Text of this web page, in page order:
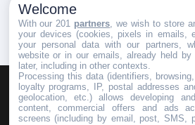
HOMEPAGEREDAZIONEINVIA UN
Welcome
With our 201 partners , we wish to store
your devices (cookies, pixels in emails,
your personal data with our partners,
website or in our emails, already held
later, including in other contexts.
Processing this data (identifiers,
loyalty programs, IP, postal addresses
geolocation, etc.) allows developing
content, commercial offers and ads
screens (including by email, post, SMS,